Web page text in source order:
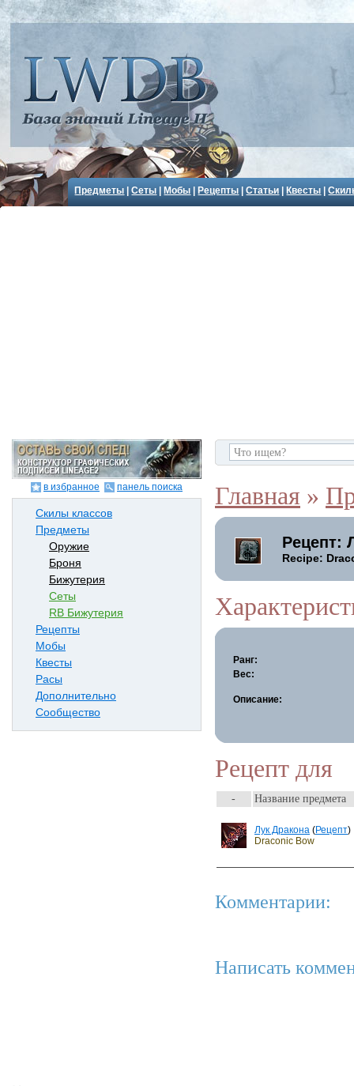
Предметы |Сеты Мобы Рецепты |Статьи Квесты |
в избранное панель поиска
Скилы классов
Предметы
Оружие
Броня
Бижутерия
Сеты
RB Бижутерия
Рецепты
Мобы
Квесты
Расы
Дополнительно
Сообщество
Главная »
Рецепт:
Recipe:
Ранг:
Вес:
Описание:
Рецепт для
- Название предмета
Лук Дракона (Рецепт)
Draconic Bow
Комментарии:
Написать